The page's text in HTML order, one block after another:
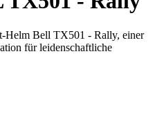
Helm Bell TX501 - Rally, einer
für leidenschaftliche